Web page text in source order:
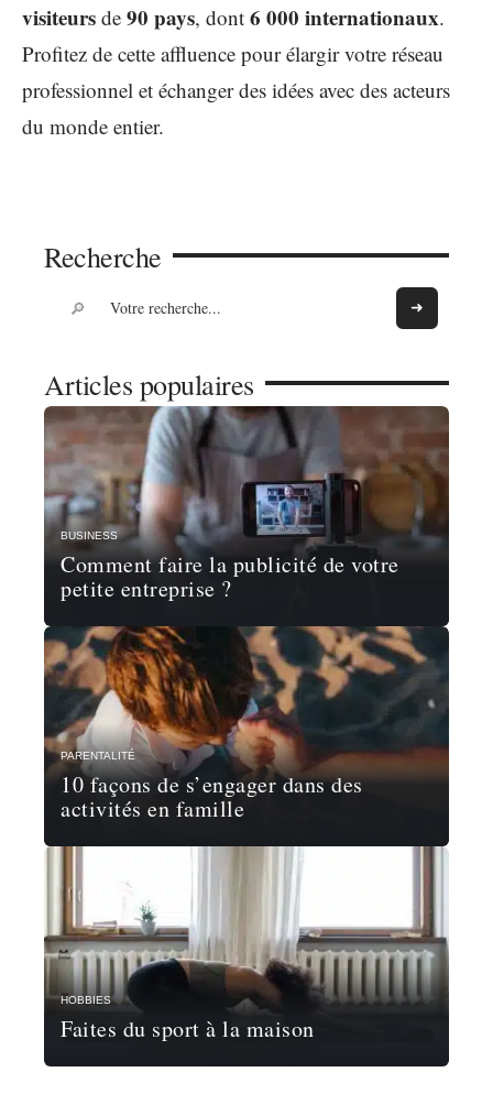
visiteurs de 90 pays, dont 6 000 internationaux.
Profitez de cette affluence pour élargir votre réseau
professionnel et échanger des idées avec des acteurs
du monde entier.
Recherche
Articles populaires
BUSINESS
Comment faire la publicité de votre
petite entreprise ?
PARENTALITÉ
10 façons de s’engager dans des
activités en famille
HOBBIES
Faites du sport à la maison